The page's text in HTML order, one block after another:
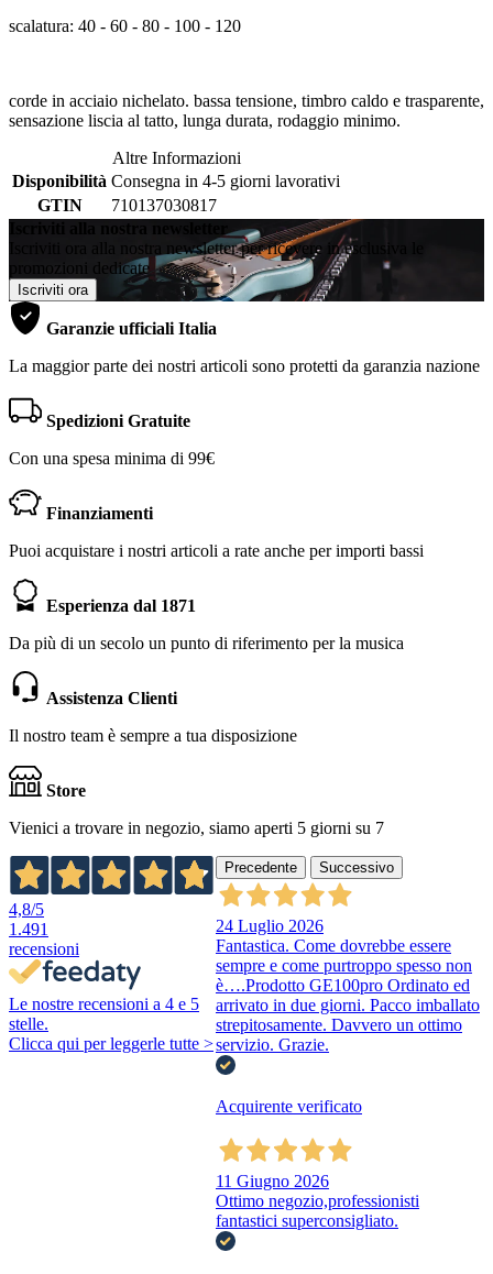
scalatura: 40 - 60 - 80 - 100 - 120
corde in acciaio nichelato. bassa tensione, timbro caldo e trasparente,
sensazione liscia al tatto, lunga durata, rodaggio minimo.
Altre Informazioni
Disponibilità Consegna in 4-5 giorni lavorativi
GTIN
710137030817
Iscriviti alla nostra newsletter
Iscriviti ora alla nostra newsletter per ricevere in esclusiva le
promozioni dedicate
Iscriviti ora
Garanzie ufficiali Italia
La maggior parte dei nostri articoli sono protetti da garanzia nazione
Spedizioni Gratuite
Con una spesa minima di 99€
Finanziamenti
Puoi acquistare i nostri articoli a rate anche per importi bassi
Esperienza dal 1871
Da più di un secolo un punto di riferimento per la musica
Assistenza Clienti
Il nostro team è sempre a tua disposizione
Store
Vienici a trovare in negozio, siamo aperti 5 giorni su 7
4,8/5
1.491
recensioni
Le nostre recensioni a 4 e 5
stelle.
Clicca qui per leggerle tutte >
Precedente Successivo
24 Luglio 2026
Fantastica. Come dovrebbe essere
sempre e come purtroppo spesso non
è….Prodotto GE100pro Ordinato ed
arrivato in due giorni. Pacco imballato
strepitosamente. Davvero un ottimo
servizio. Grazie.
Acquirente verificato
11 Giugno 2026
Ottimo negozio,professionisti
fantastici superconsigliato.